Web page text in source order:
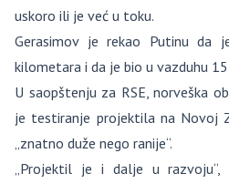
uskoro ili je već u toku.
Gerasimov je rekao Putinu da
kilometara i da je bio u vazduhu
U saopštenju za RSE, norveška
je testiranje projektila na Novoj
„znatno duže nego ranije“.
„Projektil je i dalje u